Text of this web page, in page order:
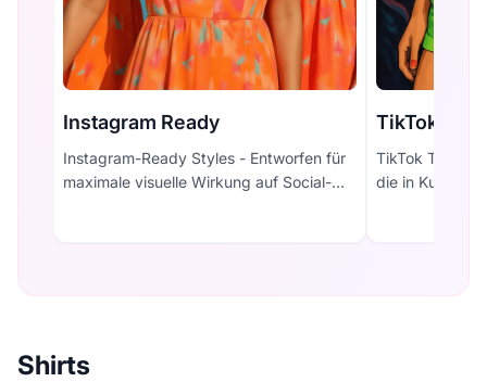
Instagram Ready
Instagram-Ready Styles - Entworfen für
maximale visuelle Wirkung auf Social-
TikTok
TikTok Trend
die in
Shirts